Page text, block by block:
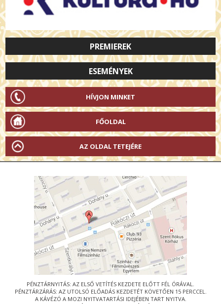
PREMIEREK
ESEMÉNYEK
HÍVJON MINKET
FŐOLDAL
AZ OLDAL TETEJÉRE
PÉNZTÁRNYITÁS: AZ ELSŐ VETÍTÉS KEZDETE ELŐTT FÉL ÓRÁVAL.
PÉNZTÁRZÁRÁS: AZ UTOLSÓ ELŐADÁS KEZDETÉT KÖVETŐEN 15 PERCCEL.
A KÁVÉZÓ A MOZI NYITVATARTÁSI IDEJÉBEN TART NYITVA.